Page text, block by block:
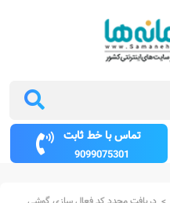
تماس با خط ثابت
9099075301